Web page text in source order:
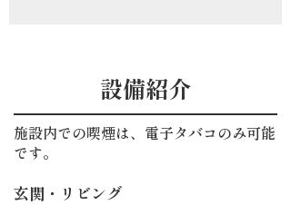
設備紹介
​施設内での喫煙は、電子タバコのみ可能
です。
玄関・リビング